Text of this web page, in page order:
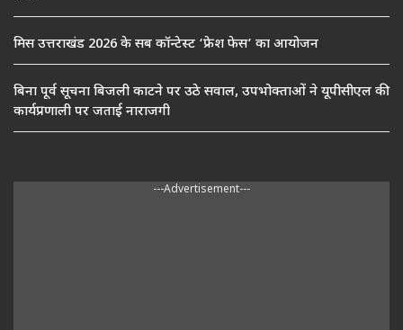
मिस उत्तराखंड 2026 के सब कॉन्टेस्ट ‘फ्रेश फेस’ का आयोजन
बिना पूर्व सूचना बिजली काटने पर उठे सवाल, उपभोक्ताओं ने यूपीसीएल की
कार्यप्रणाली पर जताई नाराजगी
---Advertisement---